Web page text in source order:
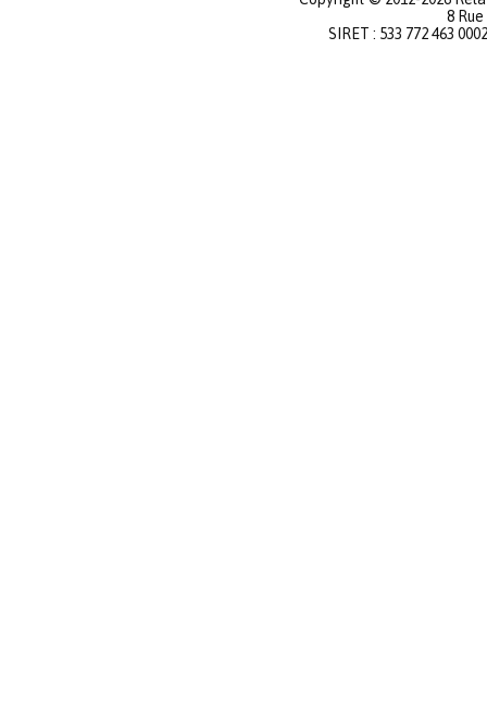
8
SIRET : 533 772 463